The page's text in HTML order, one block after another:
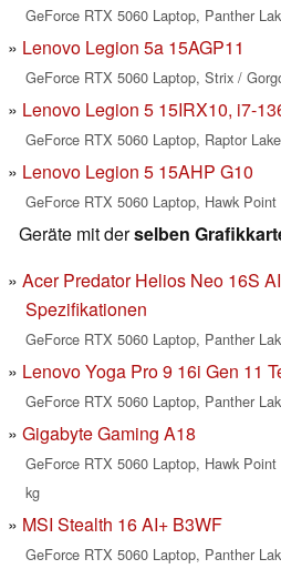
GeForce RTX 5060 Laptop, Panther
Lenovo Legion 5a 15AGP11
GeForce RTX 5060 Laptop, Strix /
Lenovo Legion 5 15IRX10, i7-
GeForce RTX 5060 Laptop, Raptor
Lenovo Legion 5 15AHP G10
GeForce RTX 5060 Laptop, Hawk
Geräte mit derselben
Acer Predator Helios Neo 16S
Spezifikationen
GeForce RTX 5060 Laptop, Panther
Lenovo Yoga Pro 9 16i Gen 11
GeForce RTX 5060 Laptop, Panther
Gigabyte Gaming A18
GeForce RTX 5060 Laptop, Hawk
kg
MSI Stealth 16 AI+ B3WF
GeForce RTX 5060 Laptop, Panther